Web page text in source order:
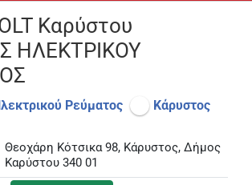
Καρύστου
ΗΛΕΚΤΡΙΚΟΥ
Ρεύματος Κάρυστος
Θεοχάρη Κότσικα 98, Κάρυστος, Δήμος
Καρύστου 340 01